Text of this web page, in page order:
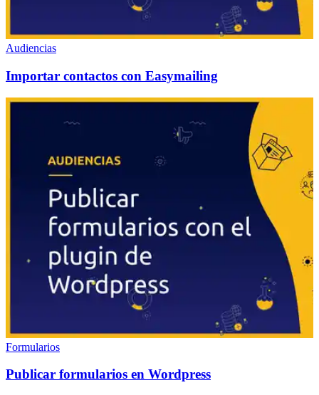
Audiencias
Importar contactos con Easymailing
Formularios
Publicar formularios en Wordpress